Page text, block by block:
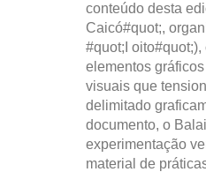
conteúdo desta
Caicó#quot;,
#quot;I
elementos
visuais que
delimitado
documento, o
experimentação
material de